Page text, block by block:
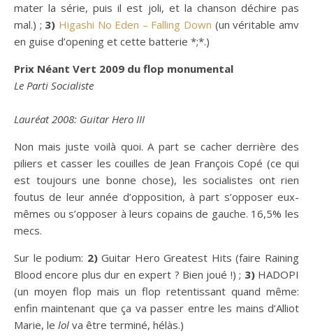
mater la série, puis il est joli, et la chanson déchire pas
mal.) ; 3) Higashi No Eden – Falling Down (un véritable amv
en guise d’opening et cette batterie *;*.)
Prix Néant Vert 2009 du flop monumental
Le Parti Socialiste
Lauréat 2008: Guitar Hero III
Non mais juste voilà quoi. A part se cacher derrière des
piliers et casser les couilles de Jean François Copé (ce qui
est toujours une bonne chose), les socialistes ont rien
foutus de leur année d’opposition, à part s’opposer eux-
mêmes ou s’opposer à leurs copains de gauche. 16,5% les
mecs.
Sur le podium: 2)Guitar Hero Greatest Hits (faire Raining
Blood encore plus dur en expert ? Bien joué !) ; 3)HADOPI
(un moyen flop mais un flop retentissant quand même:
enfin maintenant que ça va passer entre les mains d’Alliot
Marie, le lol va être terminé, hélàs.)